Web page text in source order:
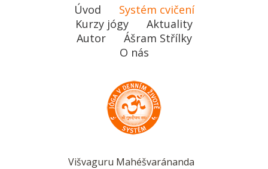
Úvod
Systém cvičení
Kurzy jógy
Aktuality
Autor
Ášram Střílky
O nás
Višvaguru Mahéšvaránanda